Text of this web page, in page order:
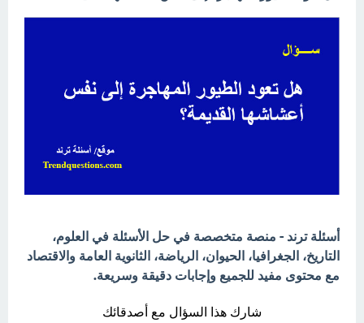
أسئلة ترند - منصة متخصصة في حل الأسئلة في العلوم،
التاريخ، الجغرافيا، الحيوان، الرياضة، الثانوية العامة والاقتصاد
مع محتوى مفيد للجميع وإجابات دقيقة وسريعة.
شارك هذا السؤال مع أصدقائك